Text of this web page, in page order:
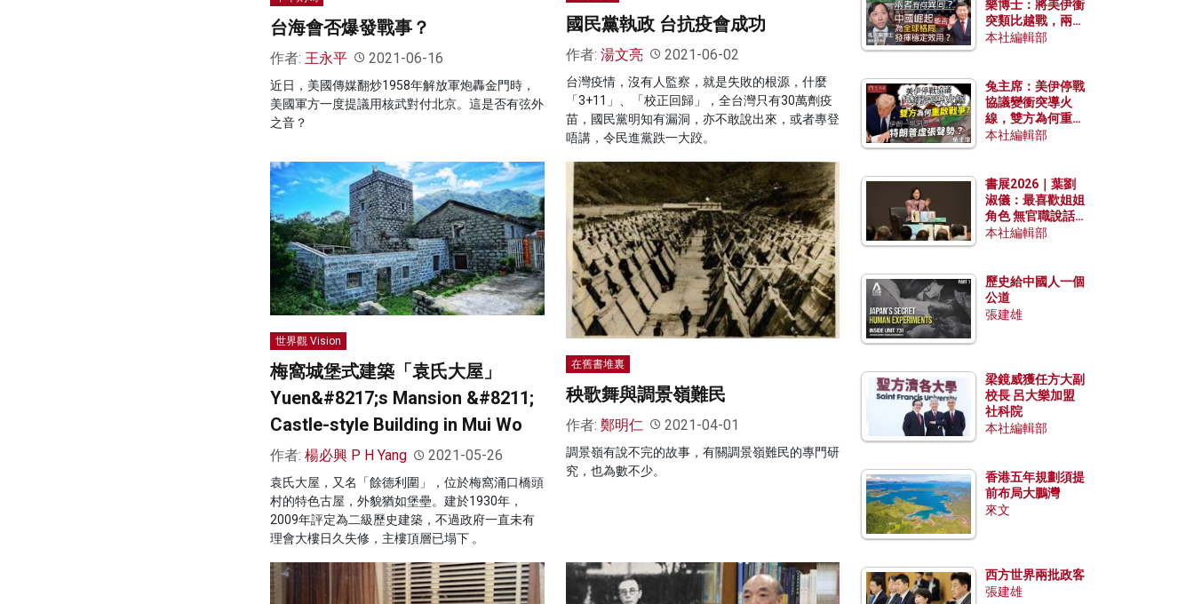
台海會否爆發戰事？
作者: 王永平 2021-06-16
近日，美國傳媒翻炒1958年解放軍炮轟金門時，
美國軍方一度提議用核武對付北京。這是否有弦外
之音？
國民黨執政 台抗疫會成功
作者: 湯文亮 2021-06-02
台灣疫情，沒有人監察，就是失敗的根源，什麼
「3+11」、「校正回歸」，全台灣只有30萬劑疫
苗，國民黨明知有漏洞，亦不敢說出來，或者專登
唔講，令民進黨跌一大跤。
世界觀 Vision
梅窩城堡式建築「袁氏大屋」
Yuen&#8217;s Mansion &#8211;
Castle-style Building in Mui Wo
作者: 楊必興 P H Yang 2021-05-26
袁氏大屋，又名「餘德利圍」，位於梅窩涌口橋頭
村的特色古屋，外貌猶如堡壘。建於1930年，
2009年評定為二級歷史建築，不過政府一直未有
理會大樓日久失修，主樓頂層已塌下 。
在舊書堆裏
秧歌舞與調景嶺難民
作者: 鄭明仁 2021-04-01
調景嶺有說不完的故事，有關調景嶺難民的專門研
究，也為數不少。
樂博士：將美伊衝
突類比越戰，兩者
有何異同？中國崛
本社編輯部
兔主席：美伊停戰
協議變衝突導火
線，雙方為何重啟
戰爭？伊朗一早洞
本社編輯部
書展2026｜葉劉
淑儀：最喜歡姐姐
角色 無官職說話
包袱少
本社編輯部
歷史給中國人一個
公道
張建雄
梁鏡威獲任方大副
校長 呂大樂加盟
社科院
本社編輯部
香港五年規劃須提
前布局大鵬灣
來文
西方世界兩批政客
張建雄